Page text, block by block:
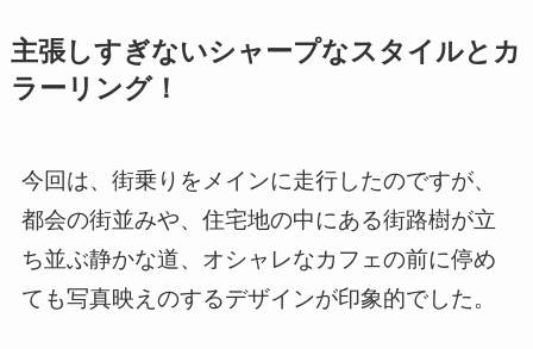
主張しすぎないシャープなスタイルとカ
ラーリング！
今回は、街乗りをメインに走行したのですが、
都会の街並みや、住宅地の中にある街路樹が立
ち並ぶ静かな道、オシャレなカフェの前に停め
ても写真映えのするデザインが印象的でした。